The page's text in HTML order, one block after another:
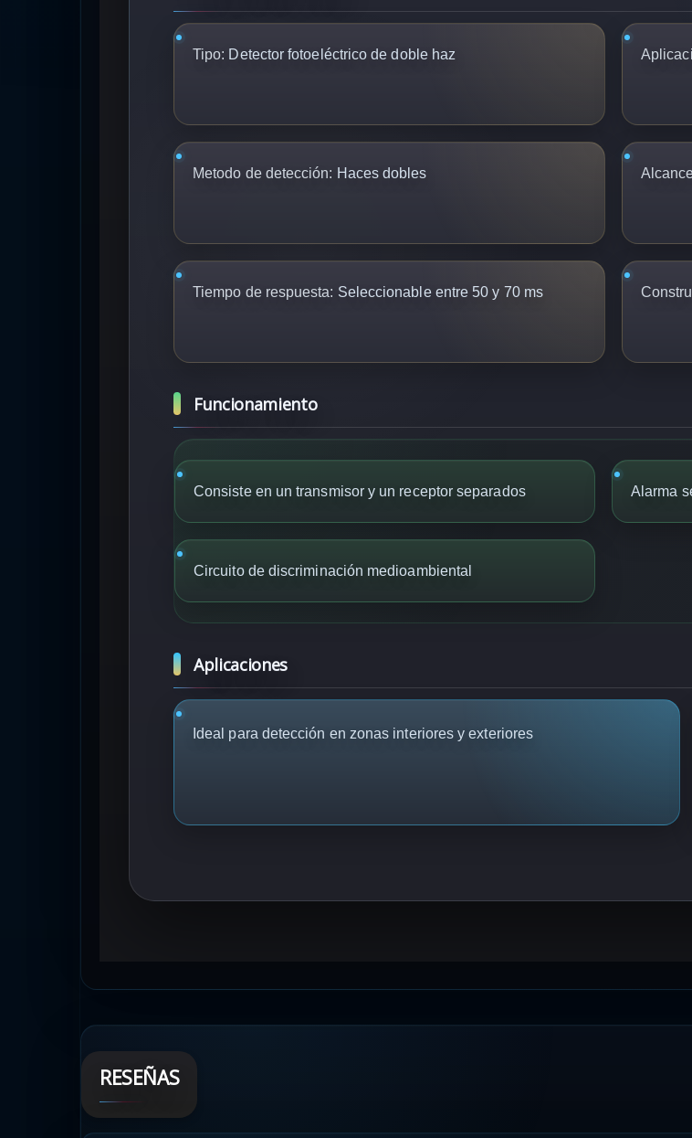
Tipo: Detector fotoeléctrico de doble haz
Metodo de detección: Haces dobles
Tiempo de respuesta: Seleccionable entre 50 y 70 ms
Funcionamiento
Consiste en un transmisor y un receptor separados Alarma
Circuito de discriminación medioambiental
Aplicaciones
Ideal para detección en zonas interiores y exteriores
RESEÑAS